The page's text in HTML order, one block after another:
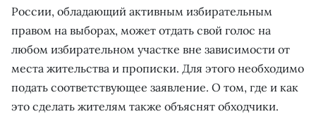
России, обладающий активным избирательным
правом на выборах, может отдать свой голос на
любом избирательном участке вне зависимости от
места жительства и прописки. Для этого необходимо
подать соответствующее заявление. О том, где и как
это сделать жителям также объяснят обходчики.